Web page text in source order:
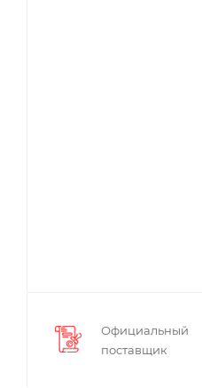
Официальный
поставщик